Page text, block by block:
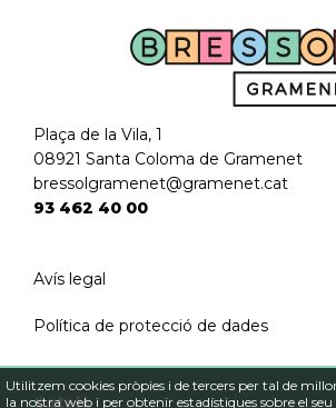
Utilitzem cookies pròpies i de tercers per tal de
la nostra web i per obtenir estadístiques sobre el seu
Plaça de la Vila, 1
08921 Santa Coloma de Gramenet
bressolgramenet@gramenet.cat
93 462 40 00
Avís legal
Política de protecció de dades
Català